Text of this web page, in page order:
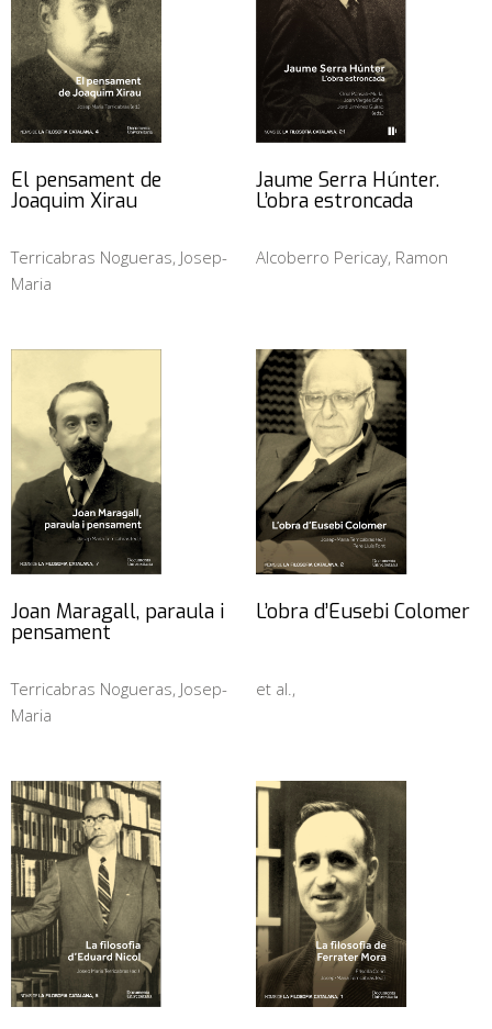
El pensament de
Joaquim Xirau
Terricabras Nogueras, Josep-
Maria
Jaume Serra Húnter.
L’obra estroncada
Alcoberro Pericay, Ramon
Joan Maragall, paraula i
pensament
Terricabras Nogueras, Josep-
Maria
L’obra d’Eusebi Colomer
et al.,